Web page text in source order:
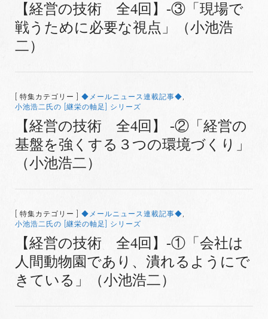
【経営の技術 全4回】-③「現場で
戦うために必要な視点」（小池浩
二）
[ 特集カテゴリー ] ◆メールニュース連載記事◆
小池浩二氏の [継栄の軸足] シリーズ
【経営の技術 全4回】 -②「経営の
基盤を強くする３つの環境づくり」
（小池浩二）
[ 特集カテゴリー ] ◆メールニュース連載記事◆
小池浩二氏の [継栄の軸足] シリーズ
【経営の技術 全4回】-①「会社は
人間動物園であり、潰れるようにで
きている」（小池浩二）